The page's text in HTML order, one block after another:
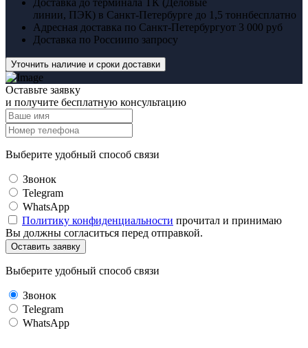
Доставка до терминала ТК (Деловые
линии, ПЭК) в Санкт-Петербурге до 1,5 тоннбесплатно
Адресная доставка по Санкт-Петербургуот 3 000 руб
Доставка по Россиипо запросу
Уточнить наличие и сроки доставки
Оставьте заявку
и получите бесплатную консультацию
Выберите удобный способ связи
Звонок
Telegram
WhatsApp
Политику конфиденциальности прочитал и принимаю
Вы должны согласиться перед отправкой.
Оставить заявку
Выберите удобный способ связи
Звонок
Telegram
WhatsApp